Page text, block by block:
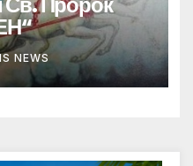
NEWS